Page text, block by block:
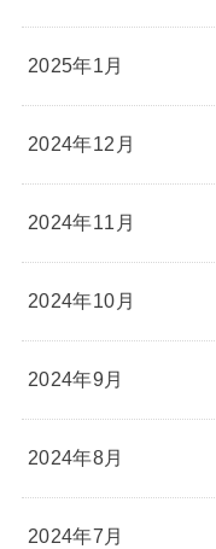
2025年1月
2024年12月
2024年11月
2024年10月
2024年9月
2024年8月
2024年7月